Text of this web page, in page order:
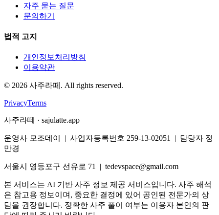
자주 묻는 질문
문의하기
법적 고지
개인정보처리방침
이용약관
© 2026 사주라떼. All rights reserved.
PrivacyTerms
사주라떼 · sajulatte.app
운영사 모조데이 | 사업자등록번호 259-13-02051 | 담당자 정
만경
서울시 영등포구 선유로 71 | tedevspace@gmail.com
본 서비스는 AI 기반 사주 정보 제공 서비스입니다. 사주 해석
은 참고용 정보이며, 중요한 결정에 있어 공인된 전문가의 상
담을 권장합니다. 정확한 사주 풀이 여부는 이용자 본인의 판